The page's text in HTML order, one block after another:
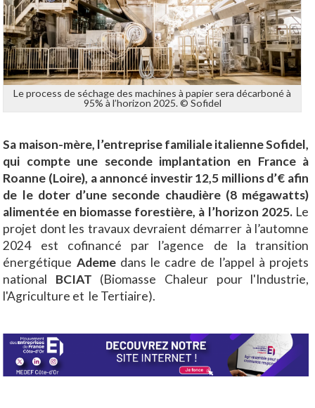
Le process de séchage des machines à papier sera décarboné à
95% à l’horizon 2025. © Sofidel
Sa maison-mère, l’entreprise familiale italienne Sofidel,
qui compte une seconde implantation en France à
Roanne (Loire), a annoncé investir 12,5 millions d’€ afin
de le doter d’une seconde chaudière (8 mégawatts)
alimentée en biomasse forestière, à l’horizon 2025.Le
projet dont les travaux devraient démarrer à l’automne
2024 est cofinancé par l’agence de la transition
énergétique Ademedans le cadre de l’appel à projets
national BCIAT (Biomasse Chaleur pour l'Industrie,
l'Agriculture et le Tertiaire).